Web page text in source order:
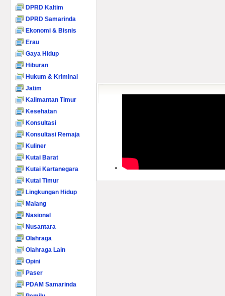
DPRD Kaltim
DPRD Samarinda
Ekonomi & Bisnis
Erau
Gaya Hidup
Hiburan
Hukum & Kriminal
Jatim
Kalimantan Timur
Kesehatan
Konsultasi
Konsultasi Remaja
Kuliner
Kutai Barat
Kutai Kartanegara
Kutai Timur
Lingkungan Hidup
Malang
Nasional
Nusantara
Olahraga
Olahraga Lain
Opini
Paser
PDAM Samarinda